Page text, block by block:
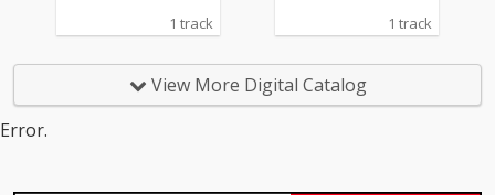
1 track 1 track
View More Digital Catalog
Error.